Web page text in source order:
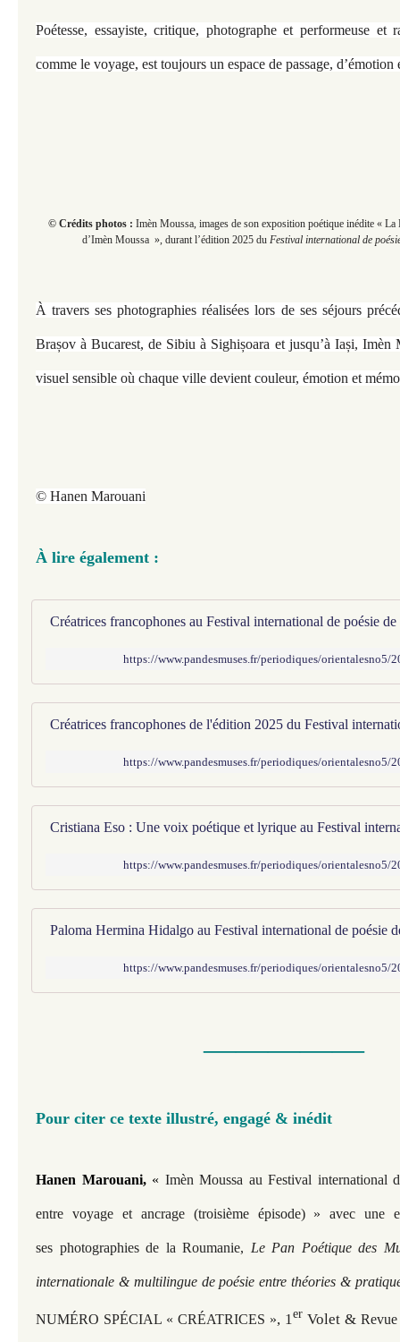
Poétesse, essayiste, critique, photographe et performeuse et
comme le voyage, est toujours un espace de passage, d’émotion
© Crédits photos : Imèn Moussa, images de son exposition poétique inédite « La
d’Imèn Moussa », durantl’édition 2025 du Festival international de
À travers ses photographies réalisées lors de ses séjours
Brașov à Bucarest, de Sibiu à Sighișoara et jusqu’à Iași, Imèn
visuel sensible où chaque ville devient couleur, émotion et
© Hanen Marouani
À lire également :
https://www.pandesmuses.fr/periodiques/orientalesno5/
https://www.pandesmuses.fr/periodiques/orientalesno5/
https://www.pandesmuses.fr/periodiques/orientalesno5/
https://www.pandesmuses.fr/periodiques/orientalesno5/
—————​​​
Pour citer ce texte illustré, engagé & inédit
Hanen Marouani, « Imèn Moussa au Festival international
entre voyage et ancrage (troisième épisode) » avec une
ses photographies de la Roumanie, Le Pan Poétique des
internationale & multilingue de poésie entre théories &
NUMÉRO SPÉCIAL « CRÉATRICES », 1er Volet &